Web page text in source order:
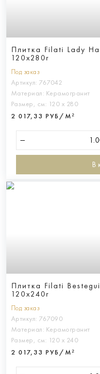
Плитка Filati Lady
120x280r
Под заказ
Артикул: 767042
Материал: Керамогранит
Размер, см: 120 х 280
2 017,33 РУБ/М²
В
Плитка Filati
120x240r
Под заказ
Артикул: 767090
Материал: Керамогранит
Размер, см: 120 х 240
2 017,33 РУБ/М²